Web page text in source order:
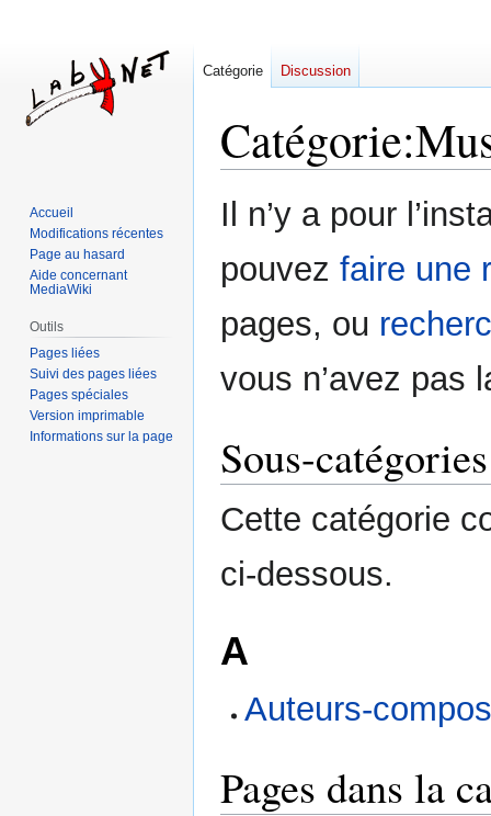
Catégorie:
Aller
à
navigation
Aller
à
recherche
Il n’y a pour
pouvez faire une
pages, ou
vous n’avez pas
Sous-catégories
Cette catégorie
ci-dessous.
A
Auteurs-
Pages dans la
Catégorie Discussion
Accueil
Modifications récentes
Page au hasard
Aide concernant
MediaWiki
Outils
Pages liées
Suivi des pages liées
Pages spéciales
Version imprimable
Informations sur la page